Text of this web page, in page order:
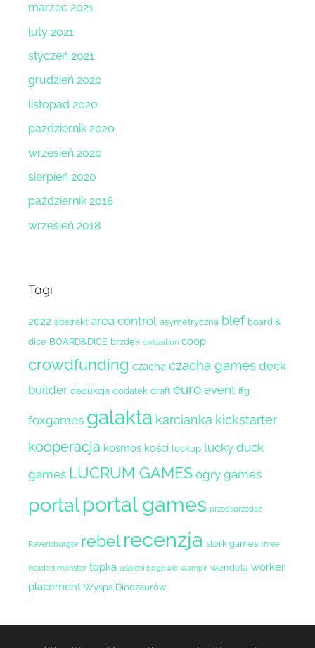
marzec 2021
luty 2021
styczeń 2021
grudzień 2020
listopad 2020
październik 2020
wrzesień 2020
sierpień 2020
październik 2018
wrzesień 2018
Tagi
2022 abstrakt area control asymetryczna blef board &
dice BOARD&DICE brzdęk civilization coop
crowdfunding czacha czacha games deck
builder dedukcja dodatek draft euro event ffg
foxgames galakta karcianka kickstarter
kooperacja kosmos kości lockup lucky duck
games LUCRUM GAMES ogry games
portalportal games przedsprzedaż
Ravensburger rebel recenzja stork games three
headed monster topka uśpieni bogowie wampir wendeta worker
placement Wyspa Dinozaurów